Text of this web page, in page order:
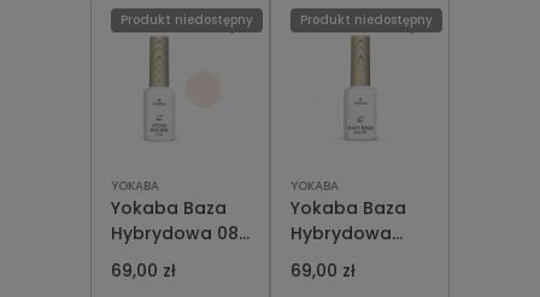
YOKABA
Yokaba Baza
Hybrydowa 08
Peach Silver 12
ml
69,00 zł
Produkt niedostępny
YOKABA
Yokaba Baza
Hybrydowa
Easy Soak Off
12 ml
69,00 zł
Produkt niedostępny